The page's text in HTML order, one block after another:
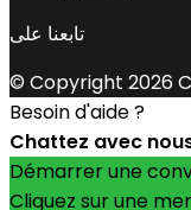
تابعنا على
© Copyright 2026
Besoin d'aide ?
Chattez avec
Démarrer une
Cliquez sur une